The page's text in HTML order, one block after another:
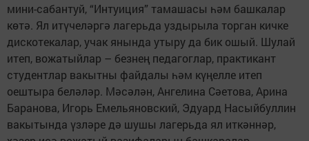
мини-сабантуй, “Интуиция” тамашасы һәм башкалар
көтә. Ял итүчеләргә лагерьда уздырыла торган кичке
дискотекалар, учак янында утыру да бик ошый. Шулай
итеп, вожатыйлар – безнең педагоглар, практикант
студентлар вакытны файдалы һәм күңелле итеп
оештыра беләләр. Мәсәлән, Ангелина Сәетова, Арина
Баранова, Игорь Емельяновский, Эдуард Насыйбуллин
вакытында үзләре дә шушы лагерьда ял иткәннәр,